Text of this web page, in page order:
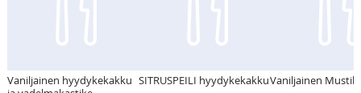
Vaniljainen hyydykekakku SITRUSPEILI hyydykekakkuVaniljainen